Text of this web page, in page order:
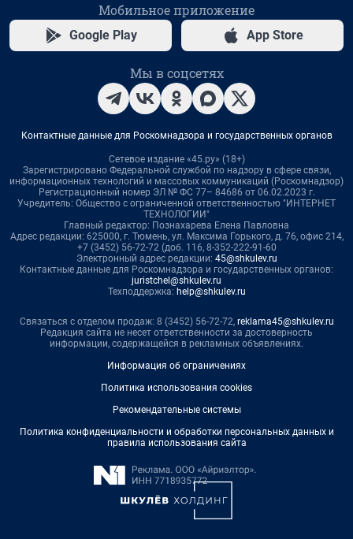
Мобильное приложение
Google Play App Store
Мы в соцсетях
Контактные данные для Роскомнадзора и государственных органов
Сетевое издание «45.ру» (18+)
Зарегистрировано Федеральной службой по надзору в сфере связи,
информационных технологий и массовых коммуникаций (Роскомнадзор)
Регистрационный номер ЭЛ № ФС 77– 84686 от 06.02.2023 г.
Учредитель: Общество с ограниченной ответственностью "ИНТЕРНЕТ
ТЕХНОЛОГИИ"
Главный редактор: Познахарева Елена Павловна
Адрес редакции: 625000, г. Тюмень, ул. Максима Горького, д. 76, офис 214,
+7 (3452) 56-72-72 (доб. 116, 8-352-222-91-60
Электронный адрес редакции: 45@shkulev.ru
Контактные данные для Роскомнадзора и государственных органов:
juristchel@shkulev.ru
Техподдержка: help@shkulev.ru
Связаться с отделом продаж: 8 (3452) 56-72-72, reklama45@shkulev.ru
Редакция сайта не несет ответственности за достоверность
информации, содержащейся в рекламных объявлениях.
Информация об ограничениях
Политика использования cookies
Рекомендательные системы
Политика конфиденциальности и обработки персональных данных и
правила использования сайта